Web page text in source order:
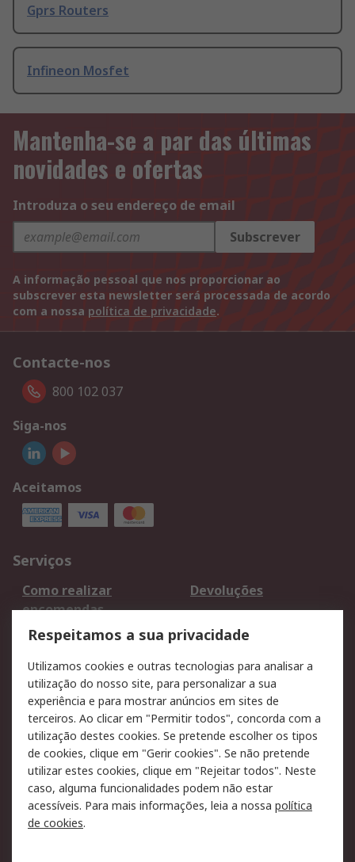
Gprs Routers
Infineon Mosfet
Mantenha-se a par das últimas
novidades e ofertas
Introduza o seu endereço de email
Subscrever
A informação pessoal que nos proporcionar ao
subscrever esta newsletter será processada de acordo
com a nossa política de privacidade.
Contacte-nos
800 102 037
Siga-nos
Aceitamos
Serviços
Como realizar
encomendas
Devoluções
Formas de entrega
Qualidade e ambiente
Pagamento e
faturação
Legal
Aviso legal
Política de cookies
Política de privacidade
- Atualizada
Segurança de emails
Condições de venda
Respeitamos a sua privacidade
Utilizamos cookies e outras tecnologias para analisar a
utilização do nosso site, para personalizar a sua
experiência e para mostrar anúncios em sites de
terceiros. Ao clicar em "Permitir todos", concorda com a
utilização destes cookies. Se pretende escolher os tipos
de cookies, clique em "Gerir cookies". Se não pretende
utilizar estes cookies, clique em "Rejeitar todos". Neste
caso, alguma funcionalidades podem não estar
acessíveis. Para mais informações, leia a nossa política
de cookies.